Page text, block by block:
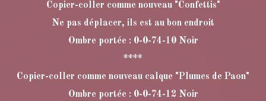
Copier-coller comme nouveau "Confettis"
Ne pas déplacer, ils est au bon endroit
Ombre portée : 0-0-74-10 Noir
****
Copier-coller comme nouveau calque "Plumes de Paon"
Ombre portée : 0-0-74-12 Noir